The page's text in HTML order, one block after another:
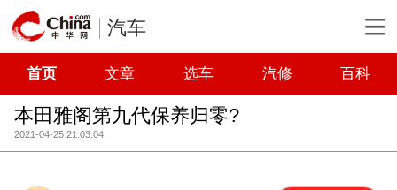
汽车
首页 文章 选车 汽修 百科
本田雅阁第九代保养归零?
2021-04-25 21:03:04